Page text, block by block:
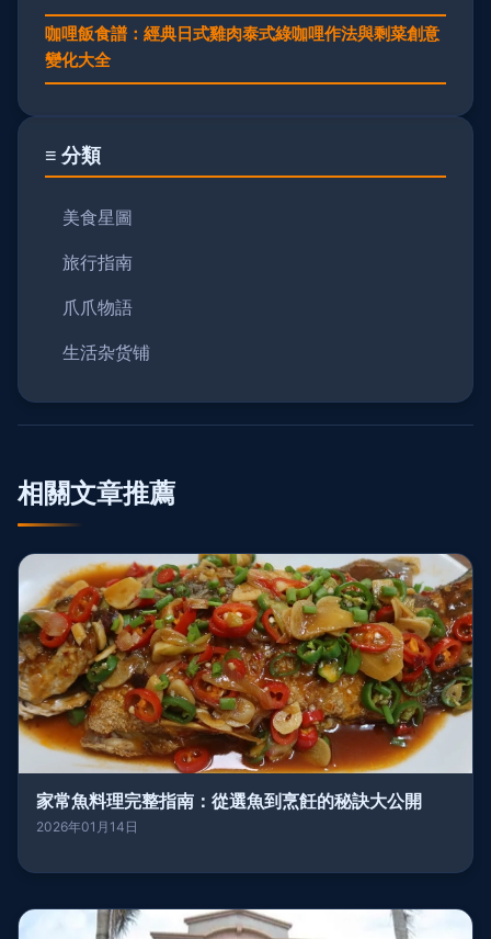
咖哩飯食譜：經典日式雞肉泰式綠咖哩作法與剩菜創意
變化大全
≡ 分類
美食星圖
旅行指南
爪爪物語
生活杂货铺
相關文章推薦
家常魚料理完整指南：從選魚到烹飪的秘訣大公開
2026年01月14日